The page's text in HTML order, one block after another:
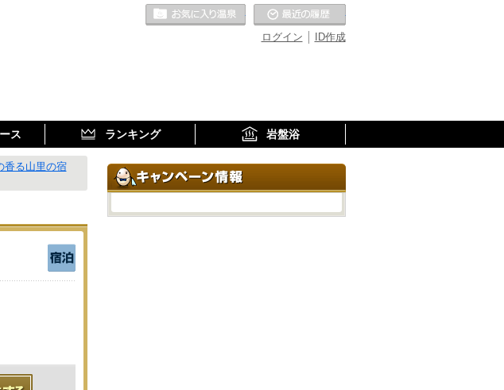
ID作成
ログイン
お気に入りの温泉
ス ランキング 岩盤浴
香る山里の宿